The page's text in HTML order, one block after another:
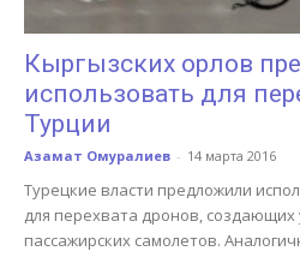
Кыргызских орлов
использовать для
Турции
Азамат Омуралиев - 14 марта 2016
Турецкие власти предложили
для перехвата дронов, создающих
пассажирских самолетов.